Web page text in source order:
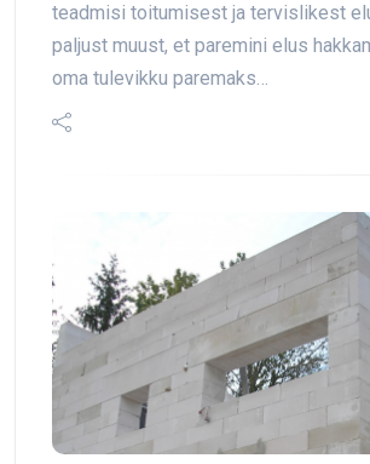
teadmisi toitumisest ja tervislikest
paljust muust, et paremini elus
oma tulevikku paremaks…